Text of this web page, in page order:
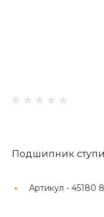
Подшипник
Артикул - 45180